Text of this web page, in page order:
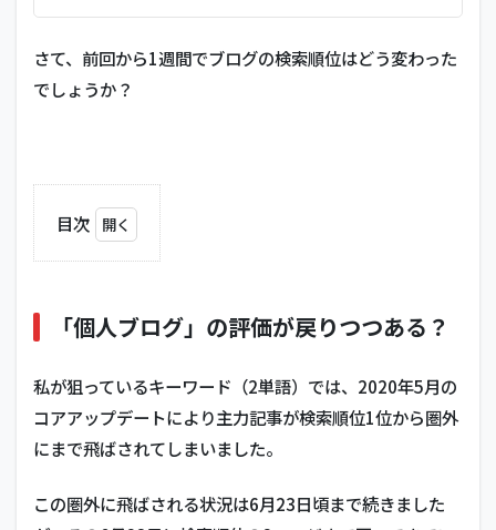
さて、前回から1週間でブログの検索順位はどう変わった
でしょうか？
目次
ロ
グ」
価が
つつ
あ
1.1
「個人ブログ」の評価が戻りつつある？
私が狙っているキーワード（2単語）では、2020年5月の
コアアップデートにより主力記事が検索順位1位から圏外
にまで飛ばされてしまいました。
この圏外に飛ばされる状況は6月23日頃まで続きました